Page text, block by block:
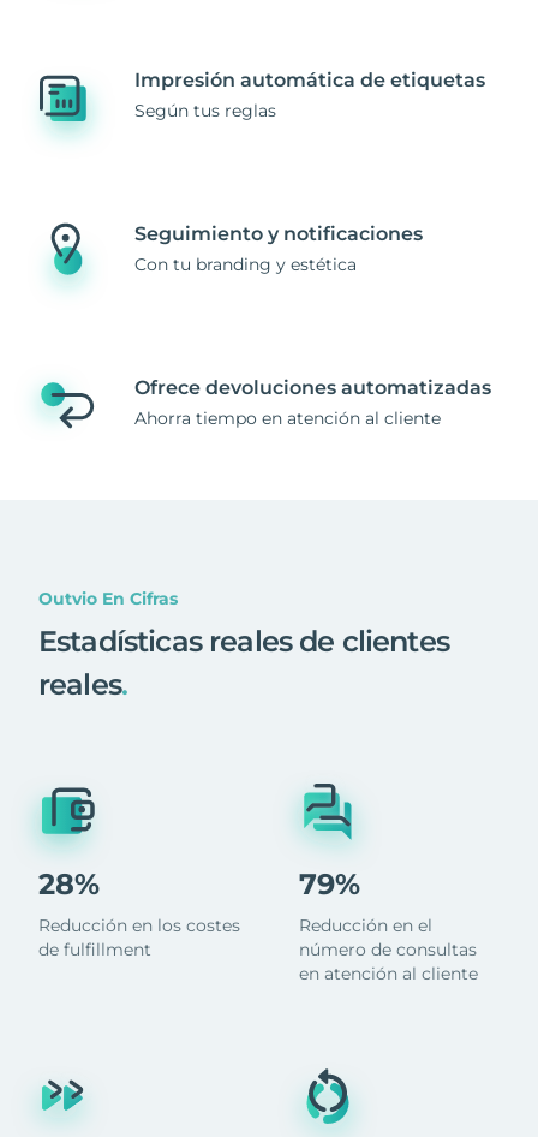
Impresión automática de etiquetas
Según tus reglas
Seguimiento y notificaciones
Con tu branding y estética
Ofrece devoluciones automatizadas
Ahorra tiempo en atención al cliente
Outvio En Cifras
Estadísticas reales de clientes
reales.
28%
Reducción en los costes
de fulfillment
79%
Reducción en el
número de consultas
en atención al cliente